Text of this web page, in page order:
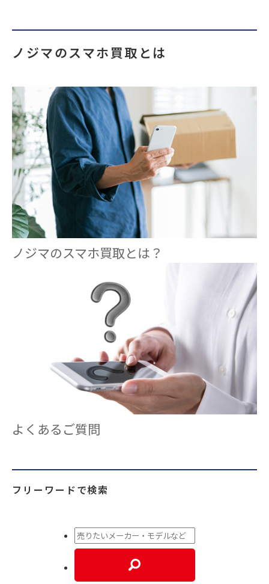
ノジマのスマホ買取とは
ノジマのスマホ買取とは？
よくあるご質問
フリーワードで検索